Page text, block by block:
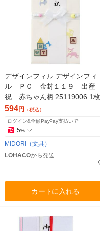
デザインフィル デザインフィ
ル ＰＣ 金封１１９ 出産
祝 赤ちゃん柄 25119006 1枚
594円 （税込）
ログイン&全額PayPay支払いで
5%
MIDORI（文具）
LOHACOから発送
カートに入れる